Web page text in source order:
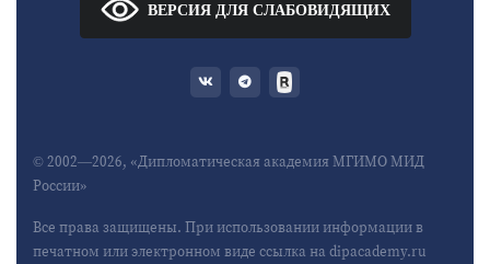
ВЕРСИЯ ДЛЯ СЛАБОВИДЯЩИХ
© 2002—2026, «Дипломатическая академия МГИМО МИД
России»
Все права защищены. При использовании информации в
печатном или электронном виде ссылка на dipacademy.ru